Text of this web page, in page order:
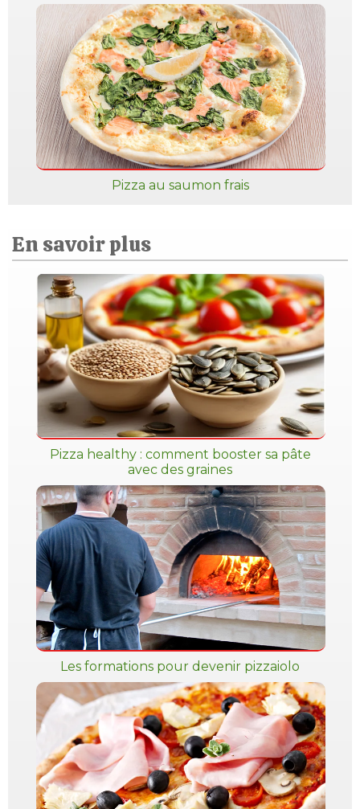
Pizza au saumon frais
En savoir plus
Pizza healthy : comment booster sa pâte
avec des graines
Les formations pour devenir pizzaiolo